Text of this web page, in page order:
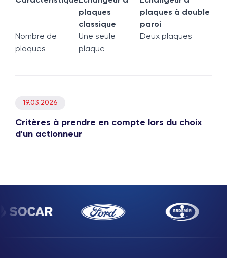
plaques
classique
plaques à double
paroi
Nombre de
plaques
Une seule
plaque
Deux plaques
19.03.2026
Critères à prendre en compte lors du choix
d'un actionneur